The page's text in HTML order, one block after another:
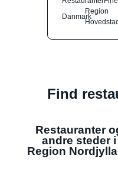
Danmark
Region
Find
Restauranter
andre steder i
Region